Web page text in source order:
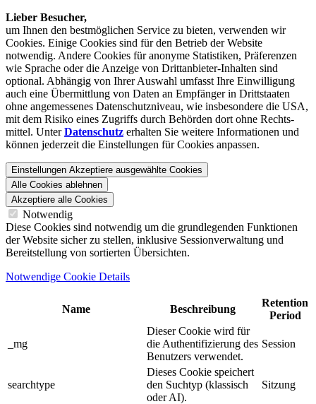
Lieber Besucher,
um Ihnen den best­möglichen Service zu bieten, verwenden wir
Cookies. Einige Cookies sind für den Betrieb der Website
notwendig. Andere Cookies für anonyme Statistiken, Präferenzen
wie Sprache oder die Anzeige von Dritt­anbieter-Inhalten sind
optional. Abhängig von Ihrer Auswahl umfasst Ihre Einwilligung
auch eine Übermittlung von Daten an Empfänger in Drittstaaten
ohne angemessenes Daten­schutz­niveau, wie insbesondere die USA,
mit dem Risiko eines Zugriffs durch Behörden dort ohne Rechts­
mittel. UnterDatenschutz erhalten Sie weitere Informationen und
können jederzeit die Einstellungen für Cookies anpassen.
Einstellungen Akzeptiere ausgewählte Cookies
Alle Cookies ablehnen
Akzeptiere alle Cookies
Notwendig
Diese Cookies sind notwendig um die grundlegenden Funktionen
der Website sicher zu stellen, inklusive Sessionverwaltung und
Bereitstellung von sortierten Übersichten.
Notwendige Cookie Details
Name Beschreibung
Retention
Period
_mg
Dieser Cookie wird für
die Authentifizierung des
Benutzers verwendet.
Session
searchtype
Dieses Cookie speichert
den Suchtyp (klassisch
oder AI).
Sitzung